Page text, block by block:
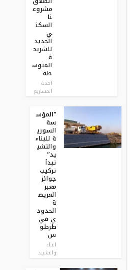
أحدث
المشاريع
مشروع
نا
السكن
ي
الجديد
للشريح
ة
المتوس
طة
البناء
والتشييد
“المؤس
سة
السوري
ة للبناء
والتشي
يد”
تبدأ
تركيب
جوائز
معبر
العريض
ة
الحدود
ي في
طرطو
س